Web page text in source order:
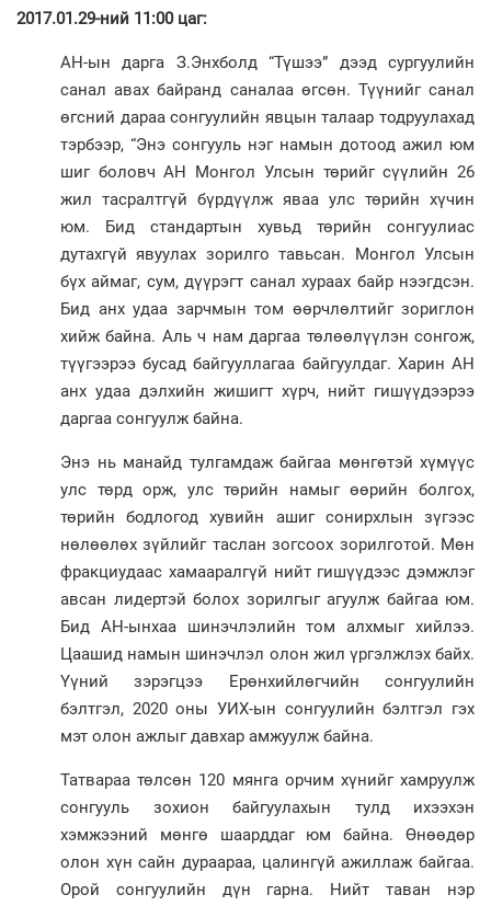
2017.01.29-ний 11:00 цаг:
АН-ын дарга З.Энхболд “Түшээ” дээд сургуулийн
санал авах байранд саналаа өгсөн. Түүнийг санал
өгсний дараа сонгуулийн явцын талаар тодруулахад
тэрбээр, “Энэ сонгууль нэг намын дотоод ажил юм
шиг боловч АН Монгол Улсын төрийг сүүлийн 26
жил тасралтгүй бүрдүүлж яваа улс төрийн хүчин
юм. Бид стандартын хувьд төрийн сонгуулиас
дутахгүй явуулах зорилго тавьсан. Монгол Улсын
бүх аймаг, сум, дүүрэгт санал хураах байр нээгдсэн.
Бид анх удаа зарчмын том өөрчлөлтийг зориглон
хийж байна. Аль ч нам даргаа төлөөлүүлэн сонгож,
түүгээрээ бусад байгууллагаа байгуулдаг. Харин АН
анх удаа дэлхийн жишигт хүрч, нийт гишүүдээрээ
даргаа сонгуулж байна.
Энэ нь манайд тулгамдаж байгаа мөнгөтэй хүмүүс
улс төрд орж, улс төрийн намыг өөрийн болгох,
төрийн бодлогод хувийн ашиг сонирхлын зүгээс
нөлөөлөх зүйлийг таслан зогсоох зорилготой. Мөн
фракциудаас хамааралгүй нийт гишүүдээс дэмжлэг
авсан лидертэй болох зорилгыг агуулж байгаа юм.
Бид АН-ынхаа шинэчлэлийн том алхмыг хийлээ.
Цаашид намын шинэчлэл олон жил үргэлжлэх байх.
Үүний зэрэгцээ Ерөнхийлөгчийн сонгуулийн
бэлтгэл, 2020 оны УИХ-ын сонгуулийн бэлтгэл гэх
мэт олон ажлыг давхар амжуулж байна.
Татвараа төлсөн 120 мянга орчим хүнийг хамруулж
сонгууль зохион байгуулахын тулд ихээхэн
хэмжээний мөнгө шаарддаг юм байна. Өнөөдөр
олон хүн сайн дураараа, цалингүй ажиллаж байгаа.
Орой сонгуулийн дүн гарна. Нийт таван нэр